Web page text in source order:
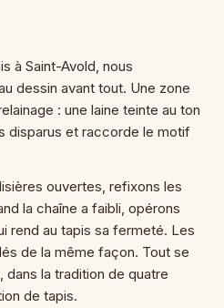
à Saint-Avold, nous
dessin avant tout. Une zone
: une laine teinte au ton
disparus et raccorde le motif
ouvertes, refixons les
la chaîne a faibli, opérons
rend au tapis sa fermeté. Les
de la même façon. Tout se
dans la tradition de quatre
de tapis.